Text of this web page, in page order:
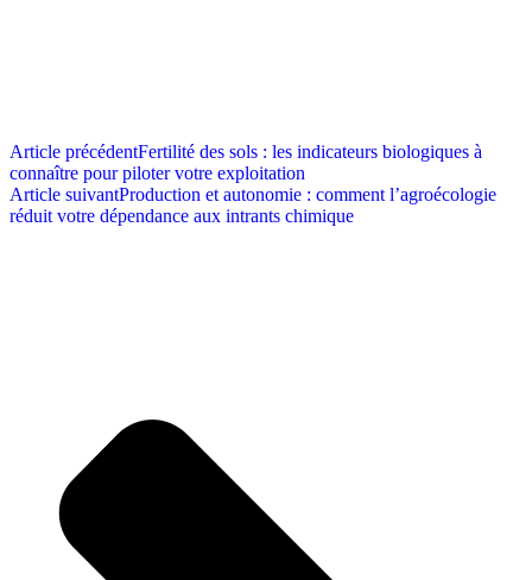
Article précédentFertilité des sols : les indicateurs biologiques à
connaître pour piloter votre exploitation
Article suivantProduction et autonomie : comment l’agroécologie
réduit votre dépendance aux intrants chimique